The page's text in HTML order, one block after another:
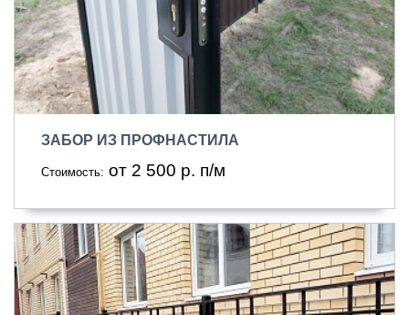
ЗАБОР ИЗ ПРОФНАСТИЛА
Стоимость: от 2 500 р. п/м